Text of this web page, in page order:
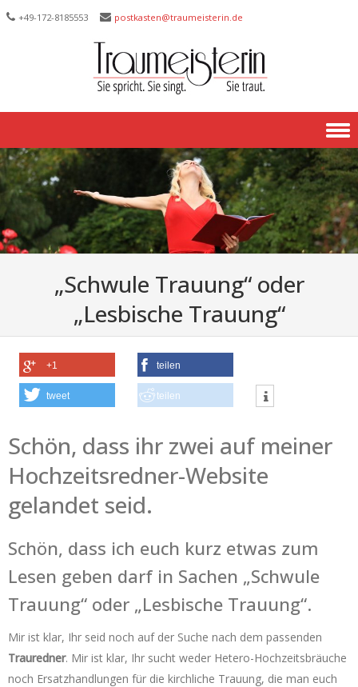
+49-172-­8185553 postkasten@traumeisterin.de
Skip to content
„Schwule Trauung“ oder
„Lesbische Trauung“
+1 teilen
tweet teilen
Schön, dass ihr zwei auf meiner
Hochzeitsredner-Website
gelandet seid.
Schön, dass ich euch kurz etwas zum
Lesen geben darf in Sachen „Schwule
Trauung“ oder „Lesbische Trauung“.
Mir ist klar, Ihr seid noch auf der Suche nach dem passenden
Trauredner. Mir ist klar, Ihr sucht weder Hetero-Hochzeitsbräuche
noch Ersatzhandlungen für die kirchliche Trauung, die man euch